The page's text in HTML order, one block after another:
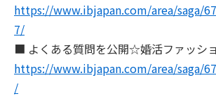
https://www.ibjapan.com/area/saga/
7/
■ よくある質問を公開☆婚活ファッシ
https://www.ibjapan.com/area/saga/
/